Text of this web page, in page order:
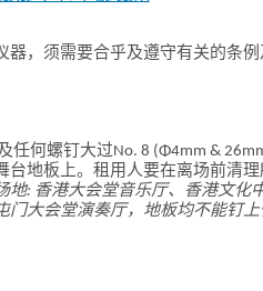
，须需要合乎及遵守有关的条例
何螺钉大过No. 8 (Φ4mm &
地板上。租用人要在离场前清
地: 香港大会堂音乐厅、香港文化
门大会堂演奏厅，地板均不能钉